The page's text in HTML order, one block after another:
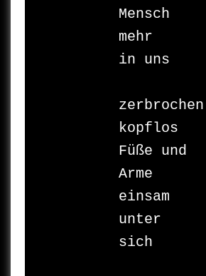
Mensch
mehr
in uns
zerbrochen
kopflos
Füße und
Arme
einsam
unter
sich